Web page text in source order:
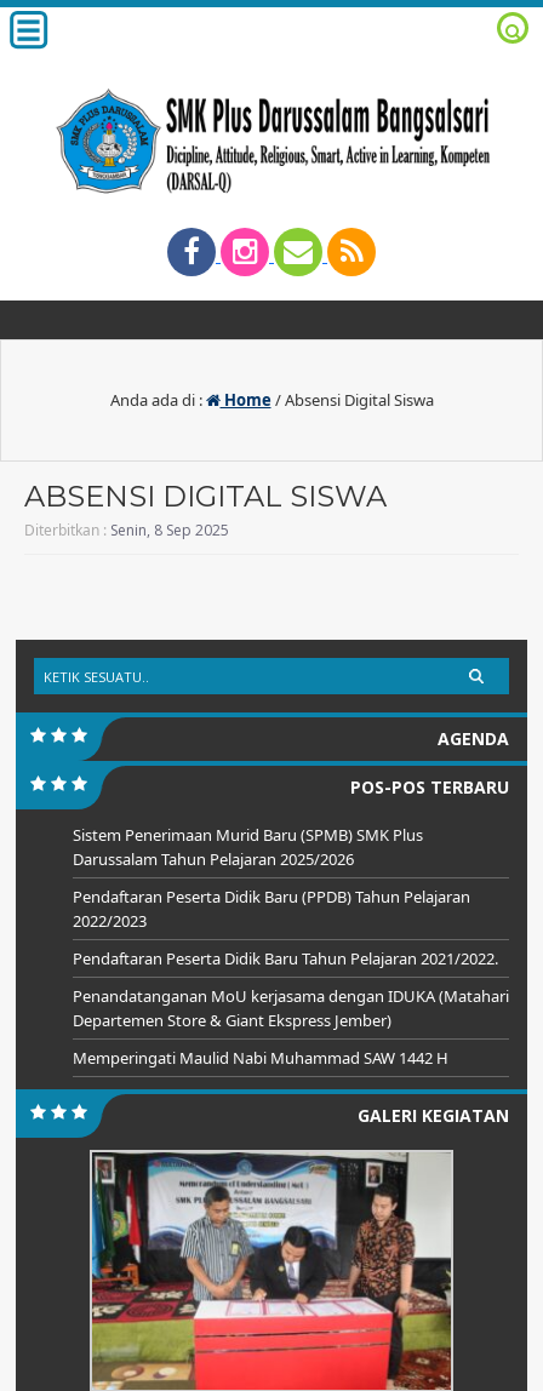
Anda ada di : Home/Absensi Digital Siswa
ABSENSI DIGITAL SISWA
Diterbitkan : Senin, 8 Sep 2025
AGENDA
POS-POS TERBARU
Sistem Penerimaan Murid Baru (SPMB) SMK Plus
Darussalam Tahun Pelajaran 2025/2026
Pendaftaran Peserta Didik Baru (PPDB) Tahun Pelajaran
2022/2023
Pendaftaran Peserta Didik Baru Tahun Pelajaran 2021/2022.
Penandatanganan MoU kerjasama dengan IDUKA (Matahari
Departemen Store & Giant Ekspress Jember)
Memperingati Maulid Nabi Muhammad SAW 1442 H
GALERI KEGIATAN